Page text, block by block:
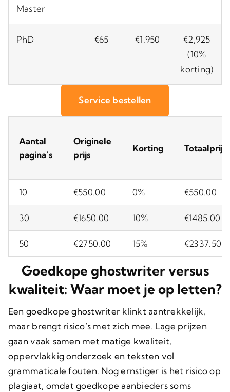
Master
PhD €65 €1,950
€2,925
(10%
korting)
Service bestellen
Aantal
pagina’s
Originele
prijs
Korting Totaalprijs
10 €550.00 0% €550.00
30 €1650.00 10% €1485.00
50 €2750.00 15% €2337.50
Goedkope ghostwriter versus
kwaliteit: Waar moet je op letten?
Een goedkope ghostwriter klinkt aantrekkelijk,
maar brengt risico’s met zich mee. Lage prijzen
gaan vaak samen met matige kwaliteit,
oppervlakkig onderzoek en teksten vol
grammaticale fouten. Nog ernstiger is het risico op
plagiaat, omdat goedkope aanbieders soms